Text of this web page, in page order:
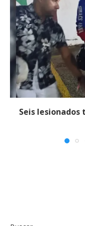
Seis lesionados